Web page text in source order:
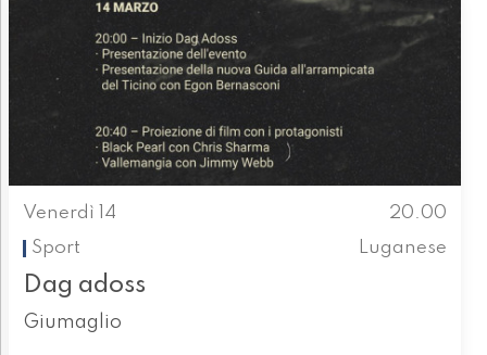
Venerdì 14
20.00
Sport
Luganese
Dag adoss
Giumaglio